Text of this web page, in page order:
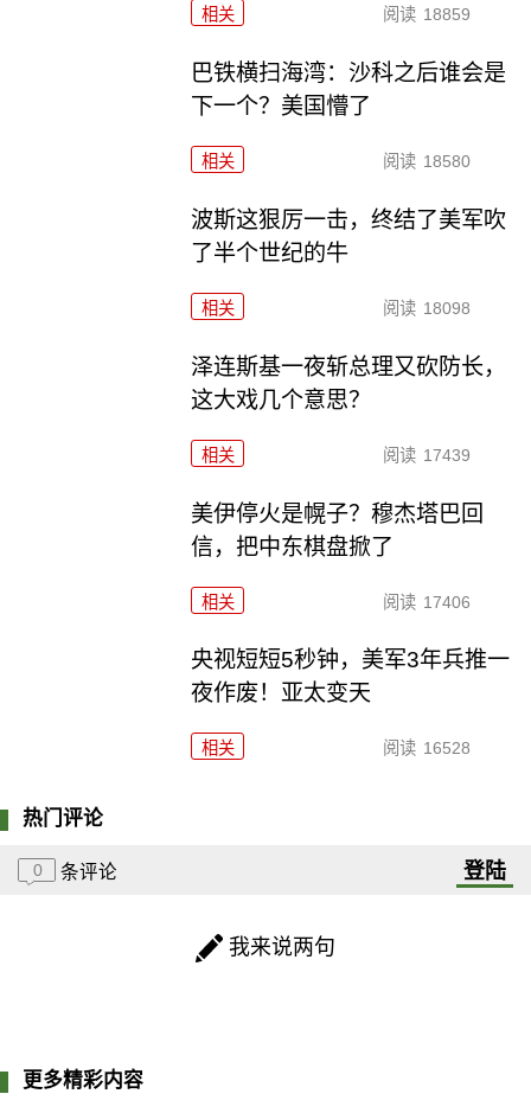
相关 阅读 18859
巴铁横扫海湾：沙科之后谁会是
下一个？美国懵了
相关 阅读 18580
波斯这狠厉一击，终结了美军吹
了半个世纪的牛
相关 阅读 18098
泽连斯基一夜斩总理又砍防长，
这大戏几个意思？
相关 阅读 17439
美伊停火是幌子？穆杰塔巴回
信，把中东棋盘掀了
相关 阅读 17406
央视短短5秒钟，美军3年兵推一
夜作废！亚太变天
相关 阅读 16528
热门评论
0 条评论 登陆
我来说两句
更多精彩内容